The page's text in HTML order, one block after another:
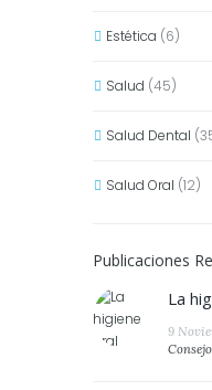
Estética (6)
Salud (45)
Salud Dental
Salud Oral (12)
Publicaciones
La
9